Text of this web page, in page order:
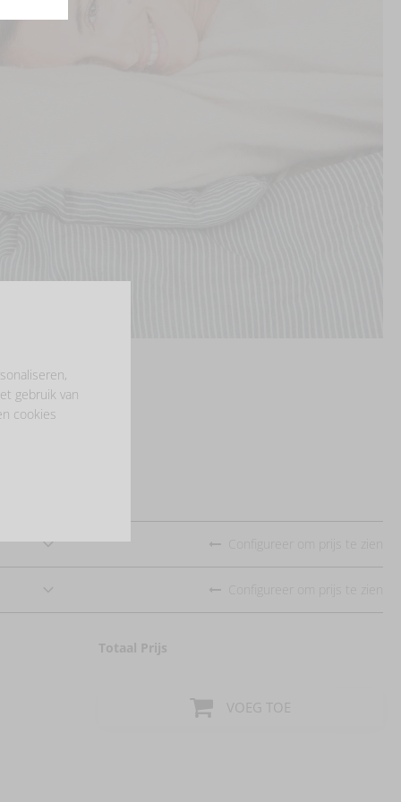
Totaal Prijs
VOEG TOE
gebruik van
cookies